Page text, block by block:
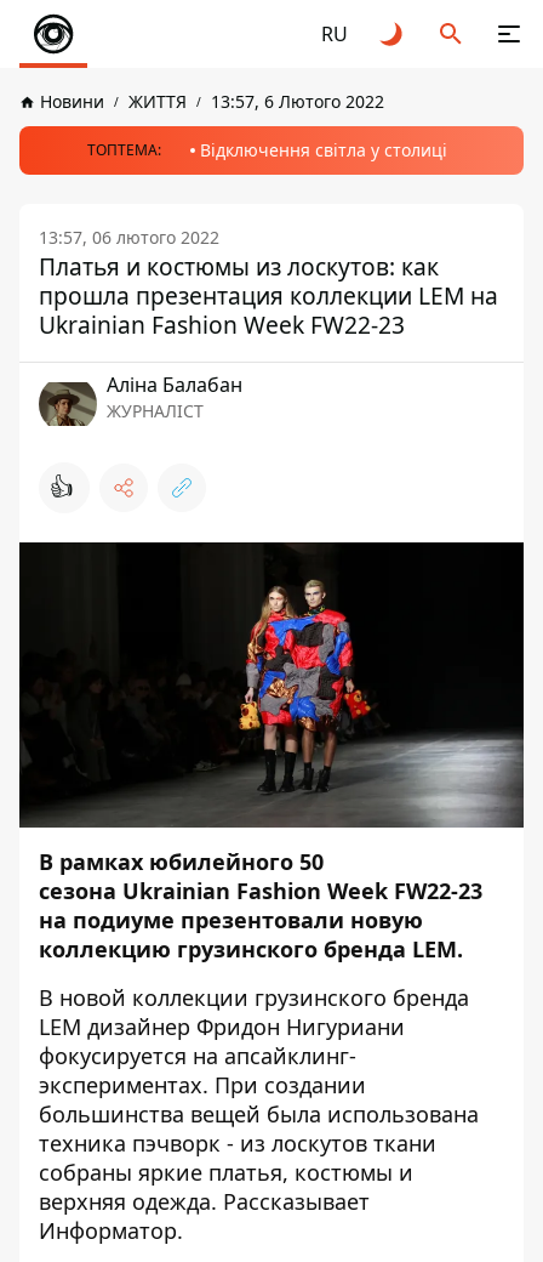
RU
Новини ЖИТТЯ 13:57, 6 Лютого 2022
ТОПТЕМА: Відключення світла у столиці
13:57, 06 лютого 2022
Платья и костюмы из лоскутов: как
прошла презентация коллекции LEM на
Ukrainian Fashion Week FW22-23
Аліна Балабан
ЖУРНАЛІСТ
👍
В рамках юбилейного 50
сезона Ukrainian Fashion Week FW22-23
на подиуме презентовали новую
коллекцию грузинского бренда LEM.
В новой коллекции грузинского бренда
LEM дизайнер Фридон Нигуриани
фокусируется на апсайклинг-
экспериментах. При создании
большинства вещей была использована
техника пэчворк - из лоскутов ткани
собраны яркие платья, костюмы и
верхняя одежда. Рассказывает
Информатор.